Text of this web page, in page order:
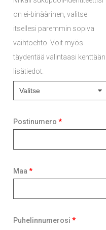
on ei-binäärinen, valitse
itsellesi paremmin sopiva
vaihtoehto. Voit myös
täydentää valintaasi kenttään
lisätiedot.
Postinumero *
Maa *
Puhelinnumerosi *